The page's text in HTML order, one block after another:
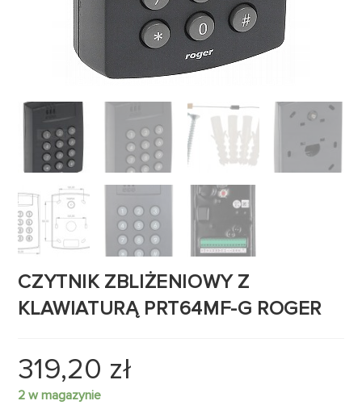
CZYTNIK ZBLIŻENIOWY Z
KLAWIATURĄ PRT64MF-G ROGER
319,20 zł
2 w magazynie